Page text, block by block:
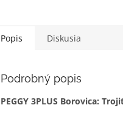
Popis Diskusia
Podrobný popis
PEGGY 3PLUS Borovica: